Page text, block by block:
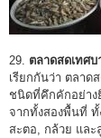
29. ตลาดสดเทศบ
เรียกกันว่า ตลา
ชนิดที่คึกคักอย่าง
จากทั้งสองพื้นที่
สะตอ, กล้วย และ